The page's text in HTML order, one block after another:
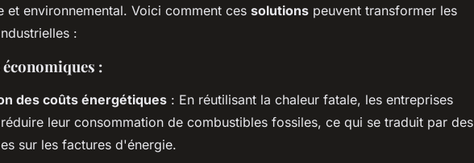
et environnemental. Voici comment ces solutions peuvent transformer les
:
:
des coûts énergétiques : En réutilisant la chaleur fatale, les entreprises
leur consommation de combustibles fossiles, ce qui se traduit par des
sur les factures d'énergie.